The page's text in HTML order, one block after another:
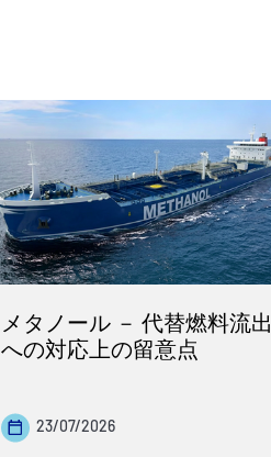
メタノール － 代替燃料流出
への対応上の留意点
23/07/2026